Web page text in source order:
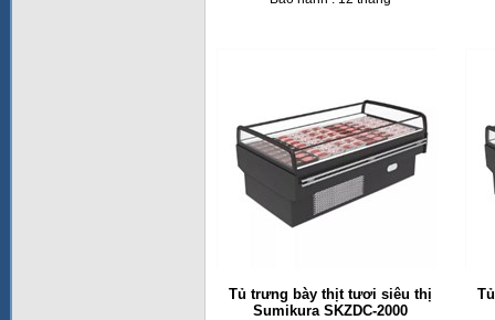
Tủ trưng bày thịt tươi siêu thị
Sumikura SKZDC-2000